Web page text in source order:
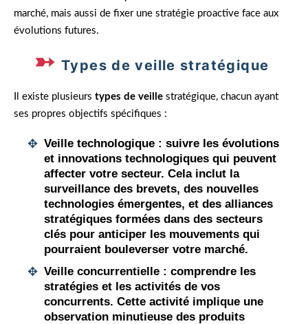
marché, mais aussi de fixer une stratégie proactive face aux
évolutions futures.
Types de veille stratégique
Il existe plusieurs types de veille stratégique, chacun ayant
ses propres objectifs spécifiques :
Veille technologique : suivre les évolutions
et innovations technologiques qui peuvent
affecter votre secteur. Cela inclut la
surveillance des brevets, des nouvelles
technologies émergentes, et des alliances
stratégiques formées dans des secteurs
clés pour anticiper les mouvements qui
pourraient bouleverser votre marché.
Veille concurrentielle : comprendre les
stratégies et les activités de vos
concurrents. Cette activité implique une
observation minutieuse des produits